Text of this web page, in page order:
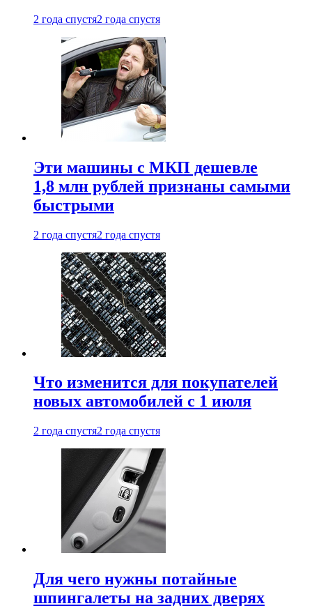
2 года спустя2 года спустя
Эти машины с МКП дешевле
1,8 млн рублей признаны самыми
быстрыми
2 года спустя2 года спустя
Что изменится для покупателей
новых автомобилей с 1 июля
2 года спустя2 года спустя
Для чего нужны потайные
шпингалеты на задних дверях